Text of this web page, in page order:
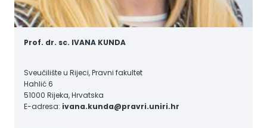
Prof. dr. sc. IVANA KUNDA
Sveučilište u Rijeci, Pravni fakultet
Hahlić 6
51000 Rijeka, Hrvatska
E-adresa: ivana.kunda@pravri.uniri.hr